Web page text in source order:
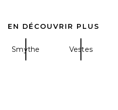
EN DÉCOUVRIR PLUS
Smythe Vestes